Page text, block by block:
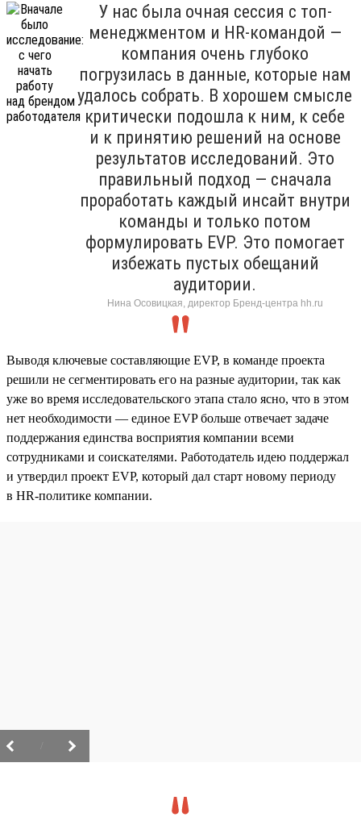
У нас была очная сессия с топ-
менеджментом и HR-командой —
компания очень глубоко
погрузилась в данные, которые нам
удалось собрать. В хорошем смысле
критически подошла к ним, к себе
и к принятию решений на основе
результатов исследований. Это
правильный подход — сначала
проработать каждый инсайт внутри
команды и только потом
формулировать EVP. Это помогает
избежать пустых обещаний
аудитории.
Нина Осовицкая, директор Бренд-центра hh.ru
Выводя ключевые составляющие EVP, в команде проекта
решили не сегментировать его на разные аудитории, так как
уже во время исследовательского этапа стало ясно, что в этом
нет необходимости — единое EVP больше отвечает задаче
поддержания единства восприятия компании всеми
сотрудниками и соискателями. Работодатель идею поддержал
и утвердил проект EVP, который дал старт новому периоду
в HR-политике компании.